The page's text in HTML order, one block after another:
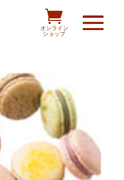

オンライン
ショップ